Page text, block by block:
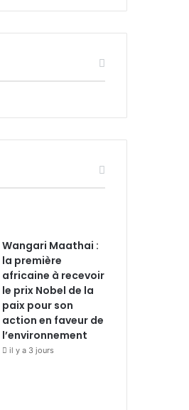
Wangari Maathai :
la première
africaine à recevoir
le prix Nobel de la
paix pour son
action en faveur de
l’environnement
il y a 3 jours